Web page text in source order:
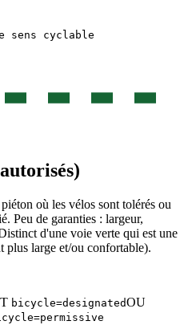
sens cyclable
où les vélos sont tolérés ou
Peu de garanties : largeur,
d'une voie verte qui est une
plus large et/ou confortable).
bicycle=designatedOU